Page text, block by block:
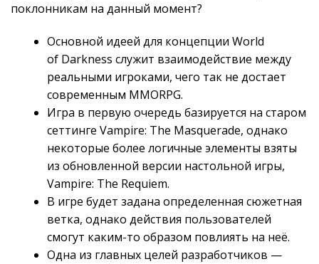
поклонникам на данный момент?
Основной идеей для концепции World
of Darkness служит взаимодействие между
реальными игроками, чего так не достает
современным MMORPG.
Игра в первую очередь базируется на старом
сеттинге Vampire: The Masquerade, однако
некоторые более логичные элементы взяты
из обновленной версии настольной игры,
Vampire: The Requiem.
В игре будет задана определенная сюжетная
ветка, однако действия пользователей
смогут каким-то образом повлиять на неё.
Одна из главных целей разработчиков —